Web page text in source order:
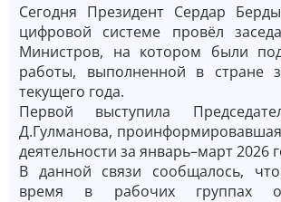
Сегодня Президент Сердар
цифровой системе провёл
Министров, на котором были
работы, выполненной в стране
текущего года.
Первой выступила
Д.Гулманова, проинформировавшая
деятельности за январь–март 2026
В данной связи сообщалось,
время в рабочих группах